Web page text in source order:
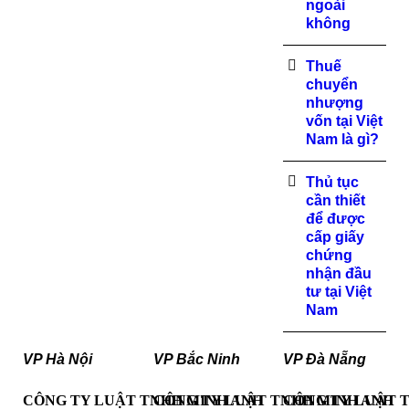
ngoài
không
Thuế
chuyển
nhượng
vốn tại Việt
Nam là gì?
Thủ tục
cần thiết
để được
cấp giấy
chứng
nhận đầu
tư tại Việt
Nam
VP Hà Nội
CÔNG TY LUẬT TNHH MINH ANH
VP Bắc Ninh
CÔNG TY LUẬT TNHH MINH ANH
VP Đà Nẵng
CÔNG TY LUẬT